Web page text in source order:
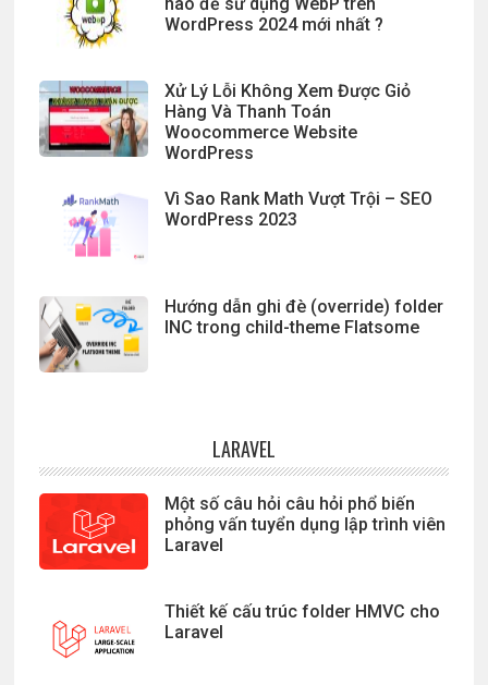
WordPress 2024 mới nhất ?
Xử Lý Lỗi Không Xem Được Giỏ
Hàng Và Thanh Toán
Woocommerce Website
WordPress
Vì Sao Rank Math Vượt Trội – SEO
WordPress 2023
Hướng dẫn ghi đè (override) folder
INC trong child-theme Flatsome
LARAVEL
Một số câu hỏi câu hỏi phổ biến
phỏng vấn tuyển dụng lập trình viên
Laravel
Thiết kế cấu trúc folder HMVC cho
Laravel